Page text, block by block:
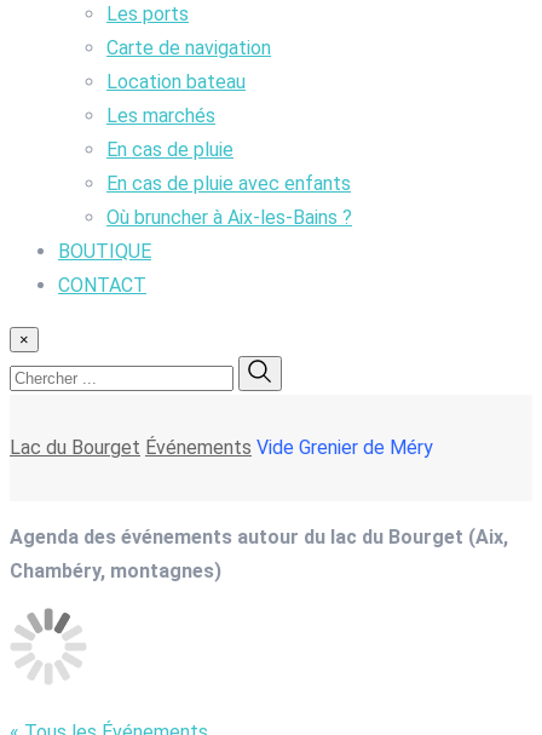
Les ports
Carte de navigation
Location bateau
Les marchés
En cas de pluie
En cas de pluie avec enfants
Où bruncher à Aix-les-Bains ?
BOUTIQUE
CONTACT
×
Lac du Bourget Événements Vide Grenier de Méry
Agenda des événements autour du lac du Bourget (Aix,
Chambéry, montagnes)